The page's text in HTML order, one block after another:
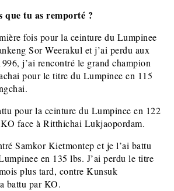
que tu as remporté ?
fois pour la ceinture du Lumpinee
Sor Weerakul et j’ai perdu aux
j’ai rencontré le grand champion
pour le titre du Lumpinee en 115
pour la ceinture du Lumpinee en 122
face à Ritthichai Lukjaopordam.
Samkor Kietmontep et je l’ai battu
en 135 lbs. J’ai perdu le titre
plus tard, contre Kunsuk
battu par KO.